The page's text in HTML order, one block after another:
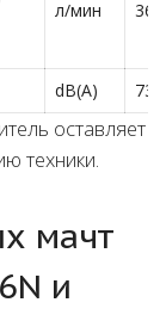
л/мин 36
dB(A) 73
оставляет
техники.
мачт
и